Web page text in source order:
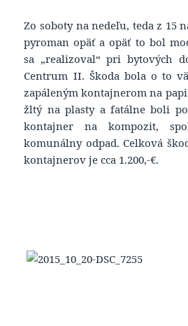
Zo soboty na nedeľu, teda z 15
pyroman opäť a opäť to bol
sa „realizoval“ pri bytových
Centrum II. Škoda bola o to
zapáleným kontajnerom na
žltý na plasty a fatálne boli
kontajner na kompozit,
komunálny odpad. Celková
kontajnerov je cca 1.200,-€.